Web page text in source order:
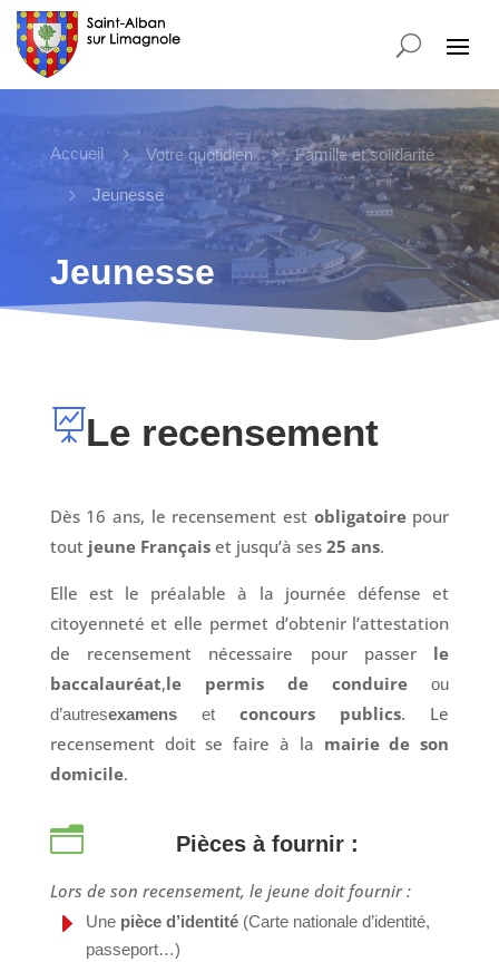
Accueil 5 Votre quotidien 5 Famille et solidarité
5 Jeunesse
Jeunesse
Le recensement
Dès 16 ans, le recensement est obligatoire pour
tout jeune Françaiset jusqu’à ses 25 ans.
Elle est le préalable à la journée défense et
citoyenneté et elle permet d’obtenir l’attestation
de recensement nécessaire pour passer le
baccalauréat,le permis de conduire ou
d’autresexamenset concours publics. Le
recensement doit se faire à la mairie de son
domicile.
n Pièces à fournir :
Lors de son recensement, le jeune doit fournir :
E Une pièce d’identité(Carte nationale d’identité,
passeport…)